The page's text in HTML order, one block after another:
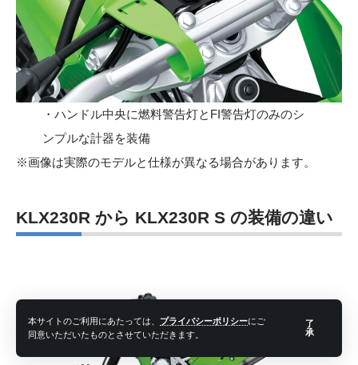
本サイトのご利用にあたっては、 プライバシーポリシーにご
同意いただいたものとさせていただきます。
了
承
・ハンドル中央に燃料警告灯とFI警告灯のみのシ
ンプルな計器を装備
※画像は実際のモデルと仕様が異なる場合があります。
KLX230R から KLX230R S の装備の違い